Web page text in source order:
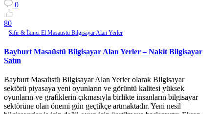
0
80
Sıfır & İkinci El Masaüstü Bilgisayar Alan Yerler
Bayburt Masaüstü Bilgisayar Alan Yerler – Nakit Bilgisayar
Satın
Bayburt Masaüstü Bilgisayar Alan Yerler olarak Bilgisayar
sektörü piyasaya yeni oyunların ve görüntü kalitesi yüksek
oyunların ve grafiklerin çıkmasıyla birlikte insanların bilgisayar
sektörüne olan önemi gün geçtikçe artmaktadır. Yeni nesil